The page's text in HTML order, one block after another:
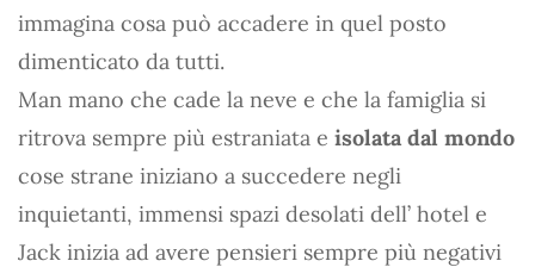
immagina cosa può accadere in quel posto
dimenticato da tutti.
Man mano che cade la neve e che la famiglia si
ritrova sempre più estraniata e isolata dal mondo
cose strane iniziano a succedere negli
inquietanti, immensi spazi desolati dell’ hotel e
Jack inizia ad avere pensieri sempre più negativi